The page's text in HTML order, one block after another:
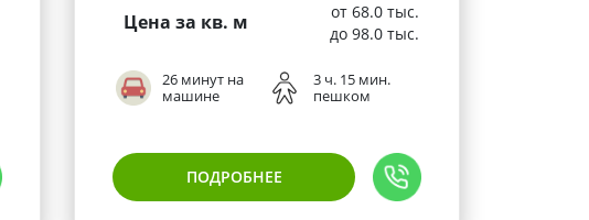
Цена за кв. м
от 68.0 тыс.
до 98.0 тыс.
26 минут на
машине
3 ч. 15 мин.
пешком
ПОДРОБНЕЕ